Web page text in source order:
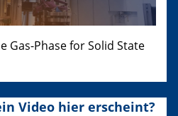
Gas-Phase for Solid State
Video hier erscheint?